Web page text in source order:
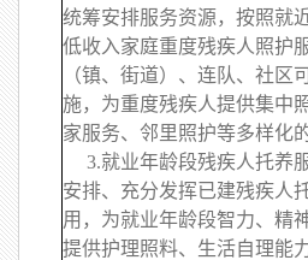
统筹安排服务资源，按照就
低收入家庭重度残疾人照护
（镇、街道）、连队、社区
施，为重度残疾人提供集中
家服务、邻里照护等多样化
3.就业年龄段残疾人托养
安排、充分发挥已建残疾人
用，为就业年龄段智力、精
提供护理照料、生活自理能